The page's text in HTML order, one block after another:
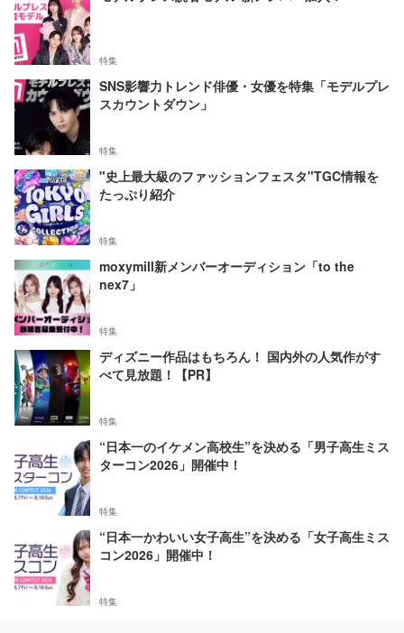
特集
SNS影響力トレンド俳優・女優を特集「モデルプレ
スカウントダウン」
特集
"史上最大級のファッションフェスタ"TGC情報を
たっぷり紹介
特集
moxymill新メンバーオーディション「to the
nex7」
特集
ディズニー作品はもちろん！ 国内外の人気作がす
べて見放題！【PR】
特集
“日本一のイケメン高校生”を決める「男子高生ミス
ターコン2026」開催中！
特集
“日本一かわいい女子高生”を決める「女子高生ミス
コン2026」開催中！
特集